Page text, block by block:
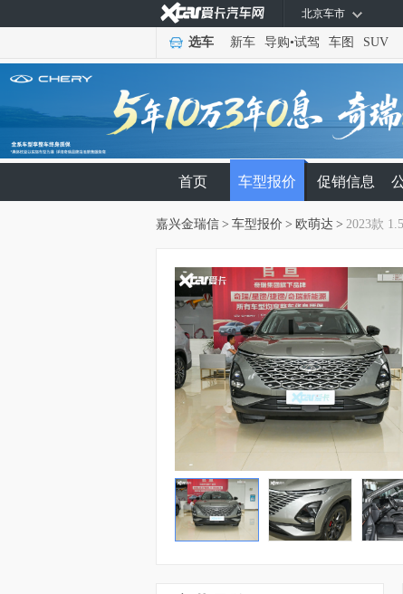
北京车市
选车 新车 导购•试驾 车图 SUV
首页 车型报价 促销信息
嘉兴金瑞信 > 车型报价 > 欧萌达 > 2023款